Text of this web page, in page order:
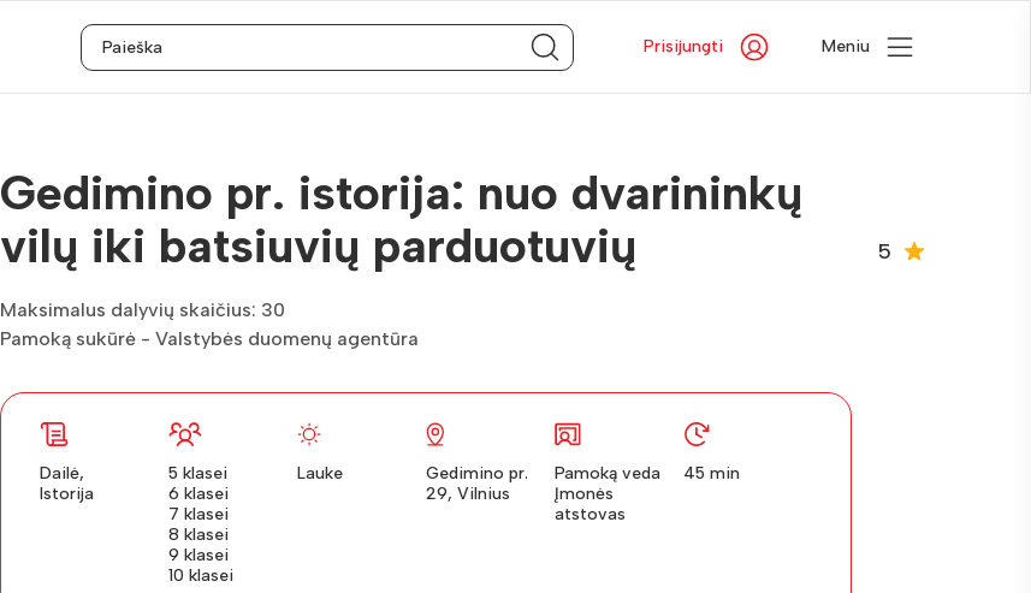
Prisijungti Meniu
Gedimino pr. istorija: nuo dvarininkų
vilų iki batsiuvių parduotuvių
5
Maksimalus dalyvių skaičius: 30
Pamoką sukūrė - Valstybės duomenų agentūra
Dailė,
Istorija
5 klasei
6 klasei
7 klasei
8 klasei
9 klasei
10 klasei
Lauke
Gedimino pr.
29, Vilnius
Pamoką veda
Įmonės
atstovas
45 min